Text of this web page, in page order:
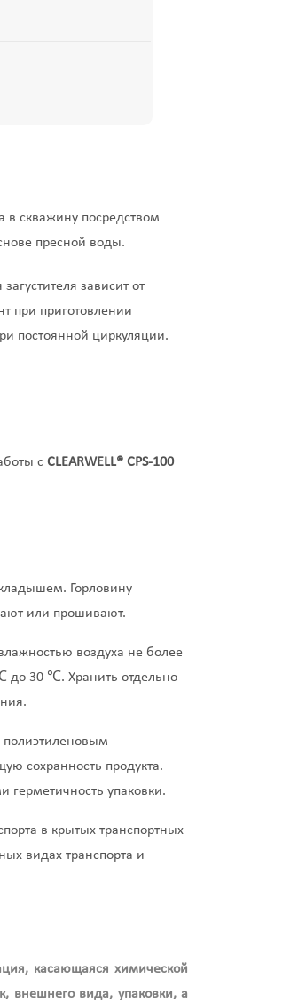
в скважину посредством
пресной воды.
зависит от
при приготовлении
постоянной циркуляции.
с CLEARWELL® CPS-100
Горловину
или прошивают.
воздуха не более
до 30 ℃. Хранить отдельно
сохранность продукта.
упаковки.
в крытых транспортных
видах транспорта и
касающаяся химической
внешнего вида, упаковки, а